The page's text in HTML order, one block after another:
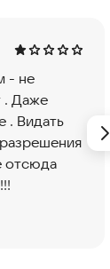
чтобы
версии
поиска
- не
. Даже
. Видать
отсюда